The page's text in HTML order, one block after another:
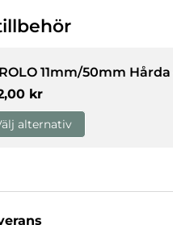
11mm/50mm
kr
alternativ